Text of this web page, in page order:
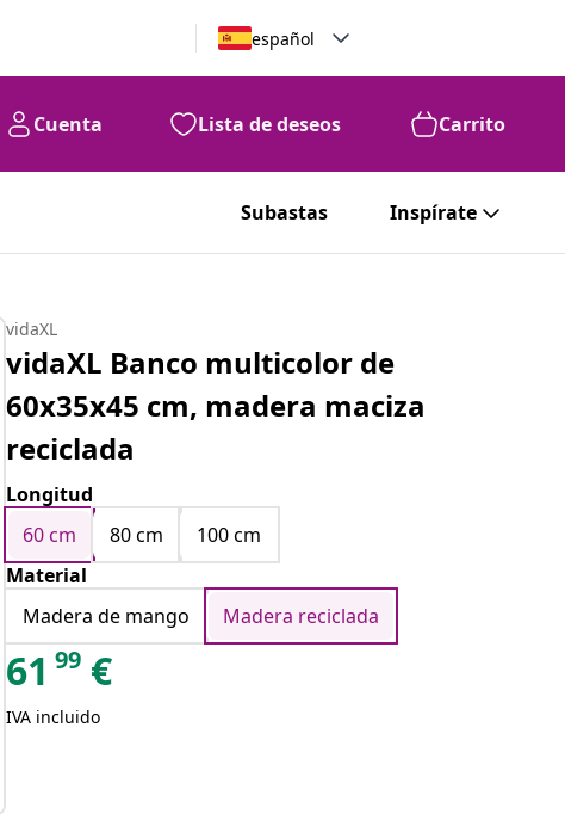
español
Cuenta Lista de deseos Carrito
Subastas Inspírate
vidaXL
vidaXL Banco multicolor de
60x35x45 cm, madera maciza
reciclada
Longitud
60 cm
80 cm
100 cm
Material
Madera de mango
Madera reciclada
61 99 €
IVA incluido